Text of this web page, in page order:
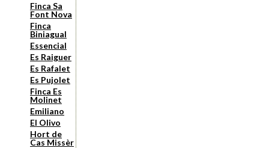
Finca Sa
Font Nova
Finca
Biniagual
Essencial
Es Raiguer
Es Rafalet
Es Pujolet
Finca Es
Molinet
Emiliano
El Olivo
Hort de
Cas Missèr